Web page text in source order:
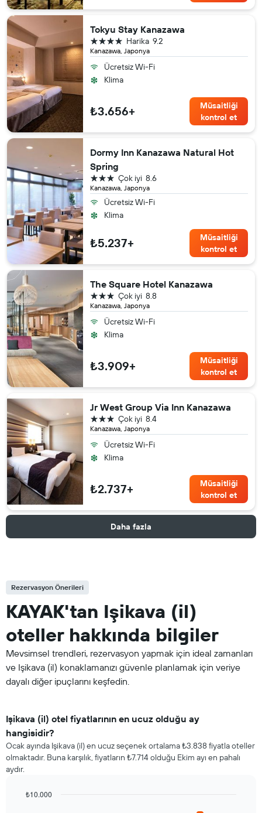
Tokyu Stay Kanazawa
Kanazawa, Japonya
9.2
Harika
4 yıldız
Ücretsiz Wi-Fi
Klima
₺3.656+
Müsaitliği
kontrol et
Dormy Inn Kanazawa Natural Hot
Spring
Kanazawa, Japonya
8.6
Çok iyi
3 yıldız
Ücretsiz Wi-Fi
Klima
₺5.237+
Müsaitliği
kontrol et
The Square Hotel Kanazawa
Kanazawa, Japonya
8.8
Çok iyi
3 yıldız
Ücretsiz Wi-Fi
Klima
₺3.909+
Müsaitliği
kontrol et
Jr West Group Via Inn Kanazawa
Kanazawa, Japonya
8.4
Çok iyi
3 yıldız
Ücretsiz Wi-Fi
Klima
₺2.737+
Müsaitliği
kontrol et
Daha fazla
Rezervasyon Önerileri
KAYAK'tan Işikava (il)
oteller hakkında bilgiler
Mevsimsel trendleri, rezervasyon yapmak için ideal zamanları
ve Işikava (il) konaklamanızı güvenle planlamak için veriye
dayalı diğer ipuçlarını keşfedin.
Işikava (il) otel fiyatlarının en ucuz olduğu ay
hangisidir?
Ocak ayında Işikava (il) en ucuz seçenek ortalama ₺3.838 fiyatla oteller
olmaktadır. Buna karşılık, fiyatların ₺7.714 olduğu Ekim ayı en pahalı
aydır.
₺10.000